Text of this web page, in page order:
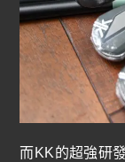
而KK的超強研